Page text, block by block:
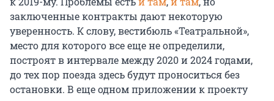
заключенные контракты дают некоторую
уверенность. К слову, вестибюль «Театральной»,
место для которого все еще не определили,
построят в интервале между 2020 и 2024 годами,
до тех пор поезда здесь будут проноситься без
остановки. В еще одном приложении к проекту